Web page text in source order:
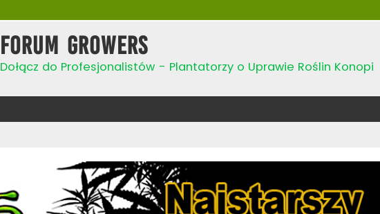
Forum Growers
Dołącz do Profesjonalistów - Plantatorzy o Uprawie Roślin Konopi